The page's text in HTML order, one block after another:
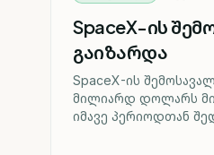
SpaceX-ის
გაიზარდა
SpaceX-ის
მილიარდ დოლარს
იმავე პერიოდთან